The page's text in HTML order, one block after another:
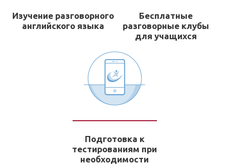
Изучение разговорного
английского языка
Бесплатные
разговорные клубы
для учащихся
Подготовка к
тестированиям при
необходимости